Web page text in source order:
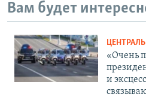
Вам будет
«Очень
и